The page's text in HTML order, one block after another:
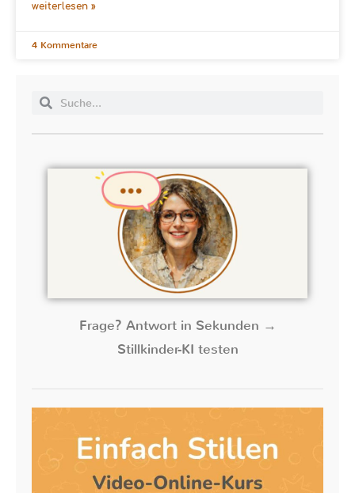
weiterlesen »
4 Kommentare
Frage? Antwort in Sekunden →
Stillkinder-KI testen